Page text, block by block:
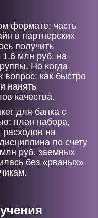
формате: часть
в партнерских
получить
1,6 млн руб. на
Но когда
вопрос: как быстро
нанять
качества.
для банка с
план набора,
на
по счету
руб. заемных
без «рваных»